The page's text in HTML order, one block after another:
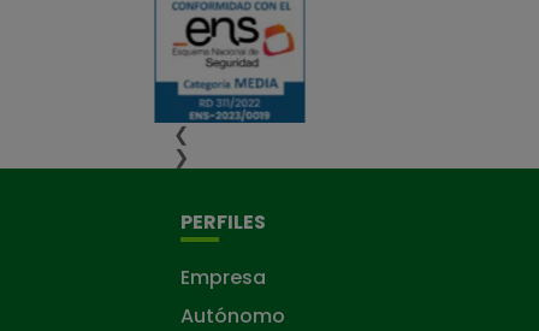
❮
❯
PERFILES
Empresa
Autónomo